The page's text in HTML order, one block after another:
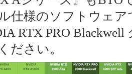
仕様のソフトウェ
RTX PRO
ださい。